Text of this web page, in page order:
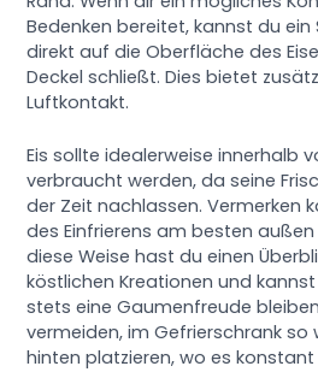
Bedenken bereitet, kannst du ein
direkt auf die Oberfläche des
Deckel schließt. Dies bietet
Luftkontakt.
Eis sollte idealerweise innerhalb
verbraucht werden, da seine
der Zeit nachlassen. Vermerken
des Einfrierens am besten
diese Weise hast du einen
köstlichen Kreationen und
stets eine Gaumenfreude
vermeiden, im Gefrierschrank so
hinten platzieren, wo es konstant